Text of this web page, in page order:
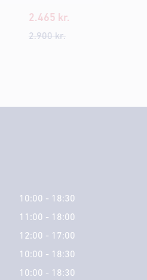
2.465 kr.
2.900kr.
10:00 - 18:30
11:00 - 18:00
12:00 - 17:00
10:00 - 18:30
10:00 - 18:30